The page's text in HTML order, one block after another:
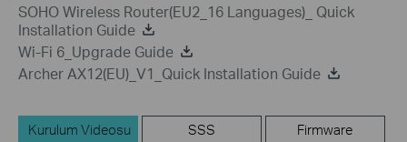
SOHO Wireless Router(EU2_16 Languages)_ Quick
Installation Guide
Wi-Fi 6_Upgrade Guide
Archer AX12(EU)_V1_Quick Installation Guide
Kurulum Videosu SSS Firmware